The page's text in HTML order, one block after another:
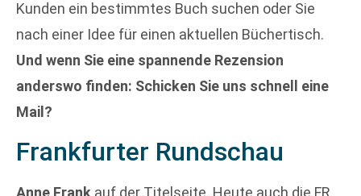
Kunden ein bestimmtes Buch suchen oder Sie
nach einer Idee für einen aktuellen Büchertisch.
Und wenn Sie eine spannende Rezension
anderswo finden: Schicken Sie uns schnell eine
Mail?
Frankfurter Rundschau